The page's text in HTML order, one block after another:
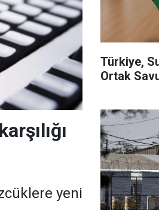
yeni
Türkiye,
Ortak